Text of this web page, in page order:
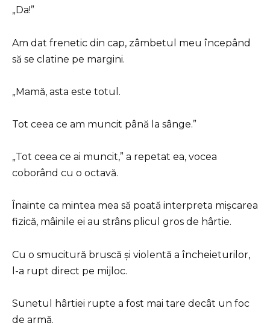
„Da!”
Am dat frenetic din cap, zâmbetul meu începând
să se clatine pe margini.
„Mamă, asta este totul.
Tot ceea ce am muncit până la sânge.”
„Tot ceea ce ai muncit,” a repetat ea, vocea
coborând cu o octavă.
Înainte ca mintea mea să poată interpreta mișcarea
fizică, mâinile ei au strâns plicul gros de hârtie.
Cu o smucitură bruscă și violentă a încheieturilor,
l-a rupt direct pe mijloc.
Sunetul hârtiei rupte a fost mai tare decât un foc
de armă.